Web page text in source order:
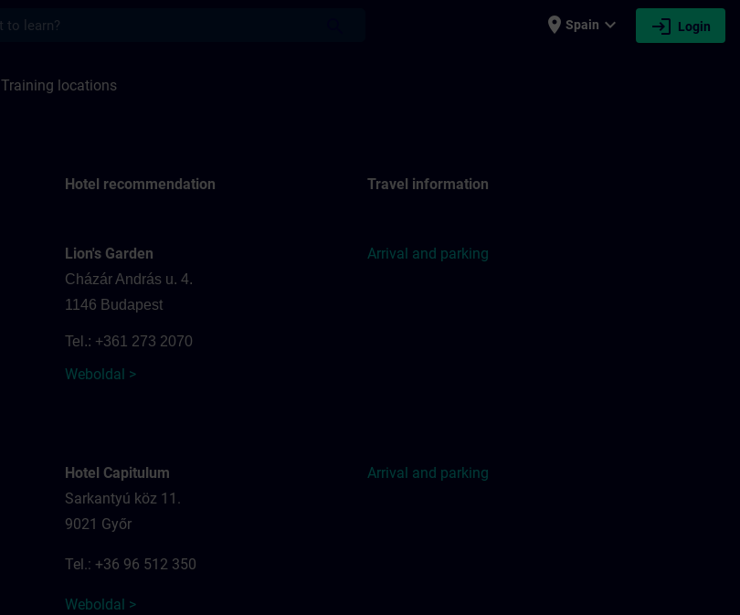
place Spain expand_more login Login
Training locations
Hotel recommendation
Lion's Garden
Cházár András u. 4.
1146 Budapest
Tel.: +361 273 2070
Weboldal >
Travel information
Arrival and parking
Hotel Capitulum
Sarkantyú köz 11.
9021 Győr
Tel.: +36 96 512 350
Weboldal >
Arrival and parking